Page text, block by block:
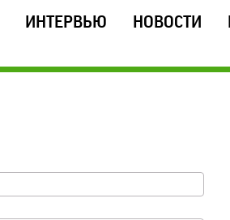
ИНТЕРВЬЮ НОВОСТИ